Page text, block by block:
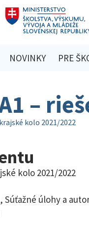
NOVINKY PRE
–
kolo 2021/2022
kolo 2021/2022
, Súťažné úlohy a